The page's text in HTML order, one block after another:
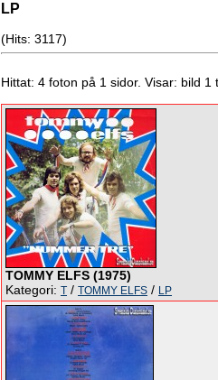
LP
(Hits: 3117)
Hittat: 4 foton på 1 sidor. Visar: bild 1
TOMMY ELFS (1975)
Kategori: T / TOMMY ELFS / LP